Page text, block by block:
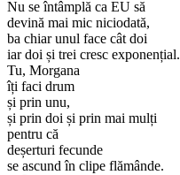
Nu se întâmplă ca EU să
devină mai mic niciodată,
ba chiar unul face cât doi
iar doi și trei cresc exponențial.
Tu, Morgana
îți faci drum
și prin unu,
și prin doi și prin mai mulți
pentru că
deșerturi fecunde
se ascund în clipe flămânde.